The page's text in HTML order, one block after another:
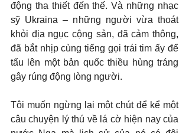
động tha thiết đến thế. Và những nhạc
sỹ Ukraina – những người vừa thoát
khỏi địa ngục cộng sản, đã cảm thông,
đã bắt nhịp cùng tiếng gọi trái tim ấy để
tấu lên một bản quốc thiều hùng tráng
gây rúng động lòng người.
Tôi muốn ngừng lại một chút để kể một
câu chuyện lý thú về lá cờ hiện nay của